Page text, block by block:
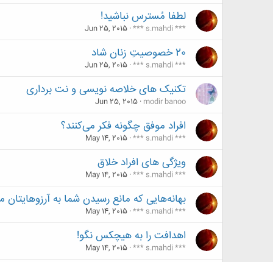
لطفا مُسترس نباشید!
*** s.mahdi ***
Jun 25, 2015
20 خصوصيتِ زنان شاد
*** s.mahdi ***
Jun 25, 2015
تکنیک های خلاصه نویسی و نت برداری
modir banoo
Jun 25, 2015
افراد موفق چگونه فکر می‌کنند؟
*** s.mahdi ***
May 14, 2015
ویژگی های افراد خلاق
*** s.mahdi ***
May 14, 2015
بهانه‌هایی که مانع رسیدن شما به
*** s.mahdi ***
May 14, 2015
اهدافت را به هیچکس نگو!
*** s.mahdi ***
May 14, 2015